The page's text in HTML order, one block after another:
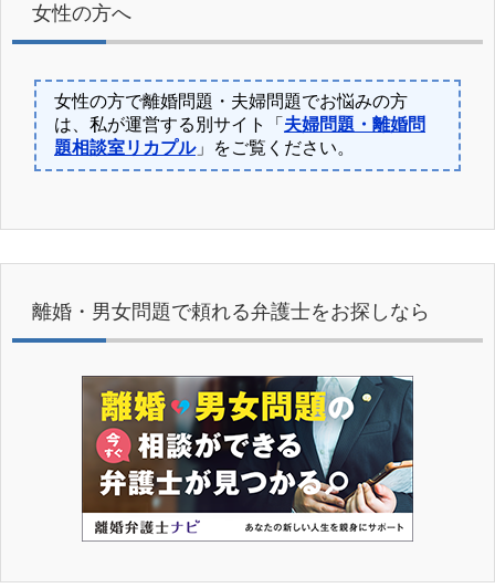
女性の方へ
女性の方で離婚問題・夫婦問題でお悩みの方
は、私が運営する別サイト「 夫婦問題・離婚問
題相談室リカプル」をご覧ください。
離婚・男女問題で頼れる弁護士をお探しなら